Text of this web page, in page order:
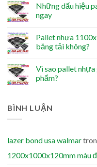
Những dấu hiệu
ngay
Pallet nhựa
băng tải không?
Vì sao pallet
phẩm?
BÌNH LUẬN
lazer bond usa walmar
1200x1000x120mm màu